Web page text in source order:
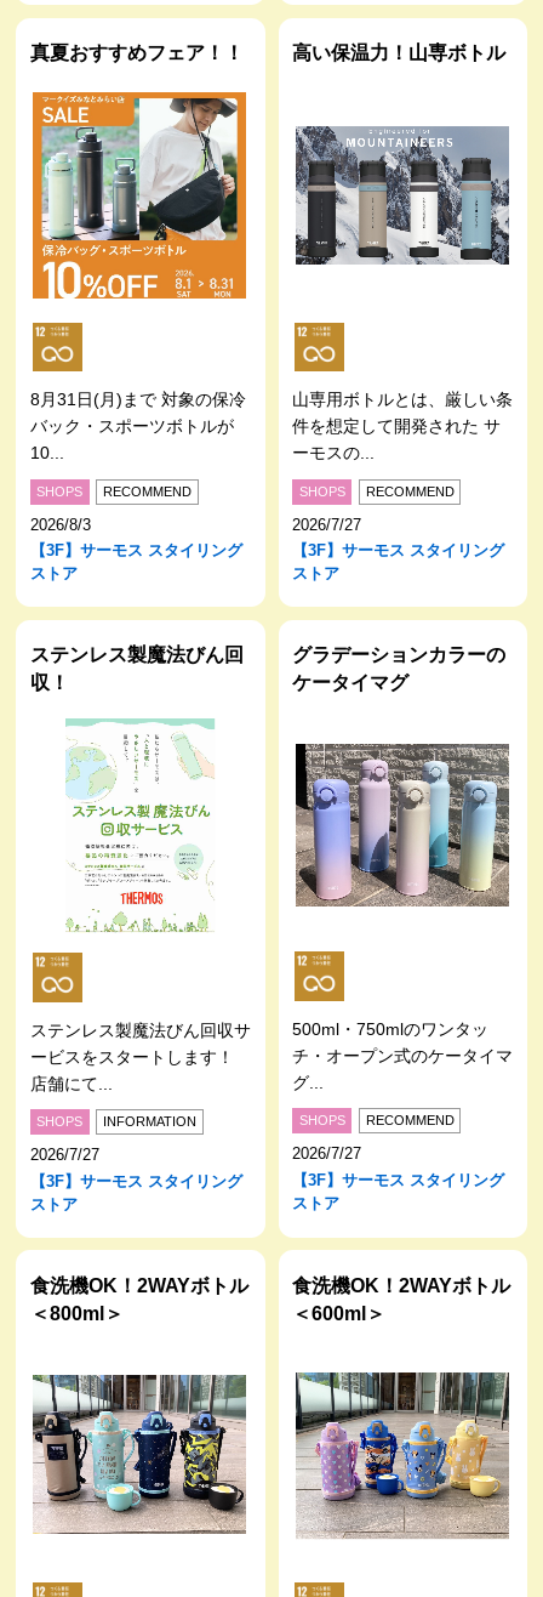
真夏おすすめフェア！！
8月31日(月)まで 対象の保冷
バック・スポーツボトルが
10...
SHOPS RECOMMEND
2026/8/3
【3F】サーモス スタイリング
ストア
高い保温力！山専ボトル
山専用ボトルとは、厳しい条
件を想定して開発された サ
ーモスの...
SHOPS RECOMMEND
2026/7/27
【3F】サーモス スタイリング
ストア
ステンレス製魔法びん回
収！
ステンレス製魔法びん回収サ
ービスをスタートします！
店舗にて...
SHOPS INFORMATION
2026/7/27
【3F】サーモス スタイリング
ストア
グラデーションカラーの
ケータイマグ
500ml・750mlのワンタッ
チ・オープン式のケータイマ
グ...
SHOPS RECOMMEND
2026/7/27
【3F】サーモス スタイリング
ストア
食洗機OK！2WAYボトル
＜800ml＞
食洗機OK！2WAYボトル
＜600ml＞